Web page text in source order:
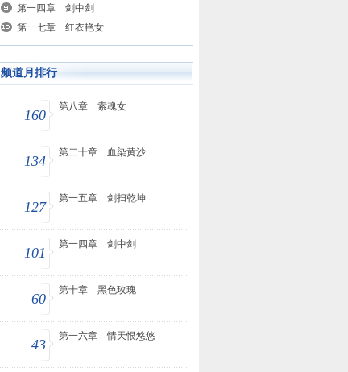
第一四章 剑中剑
第一七章 红衣艳女
频道月排行
160
第八章 索魂女
134
第二十章 血染黄沙
127
第一五章 剑扫乾坤
101
第一四章 剑中剑
60
第十章 黑色玫瑰
43
第一六章 情天恨悠悠